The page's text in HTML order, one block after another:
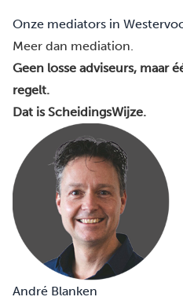
Onze mediators in
Meer dan mediation.
Geen losse adviseurs, maar
regelt.
Dat is ScheidingsWijze.
André Blanken